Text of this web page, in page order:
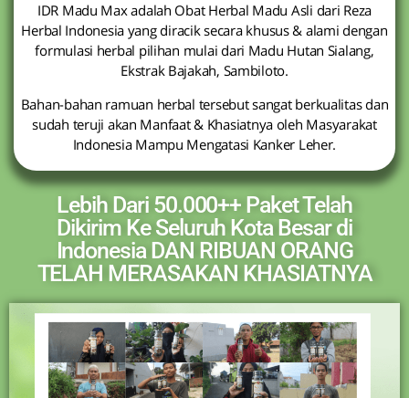
IDR Madu Max adalah Obat Herbal Madu Asli dari Reza
Herbal Indonesia yang diracik secara khusus & alami dengan
formulasi herbal pilihan mulai dari Madu Hutan Sialang,
Ekstrak Bajakah, Sambiloto.
Bahan-bahan ramuan herbal tersebut sangat berkualitas dan
sudah teruji akan Manfaat & Khasiatnya oleh Masyarakat
Indonesia Mampu Mengatasi Kanker Leher.
Lebih Dari 50.000++ Paket Telah
Dikirim Ke Seluruh Kota Besar di
Indonesia DAN RIBUAN ORANG
TELAH MERASAKAN KHASIATNYA